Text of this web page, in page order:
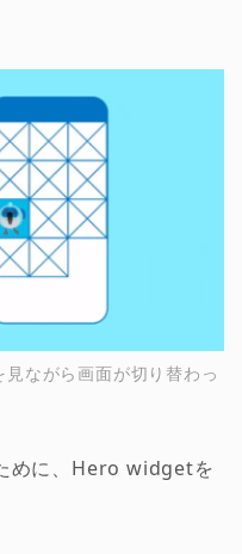
ながら画面が切り替わっ
めに、Hero widgetを